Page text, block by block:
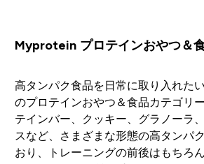
Myprotein プロテインおやつ＆
高タンパク食品を日常に取り入れた
のプロテインおやつ＆食品カテゴリ
テインバー、クッキー、グラノーラ
スなど、さまざまな形態の高タンパ
おり、トレーニングの前後はもちろ